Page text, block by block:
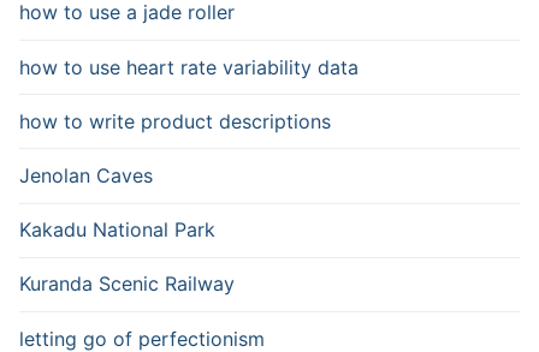
how to use a jade roller
how to use heart rate variability data
how to write product descriptions
Jenolan Caves
Kakadu National Park
Kuranda Scenic Railway
letting go of perfectionism